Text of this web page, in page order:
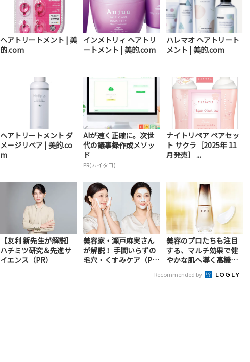
ヘアトリートメント | 美
的.com
インメトリィ ヘアトリ
ートメント | 美的.com
ハレマオ ヘアトリート
メント | 美的.com
ヘアトリートメント ダ
メージリペア | 美的.co
m
AIが速く正確に。次世
代の議事録作成メソッ
ド
PR(カイタヨ)
ナイトリペア ペアセッ
ト サクラ［2025年 11
月発売］ ...
【友利 新先生が解説】
ハチミツ研究＆先進サ
イエンス（PR）
美容家・瀬戸麻実さん
が解説！ 手間いらずの
毛穴・くすみケア（P
美容のプロたちも注目
する、マルチ効果で健
やかな肌へ導く高機能
美容液（PR）
Recommended by